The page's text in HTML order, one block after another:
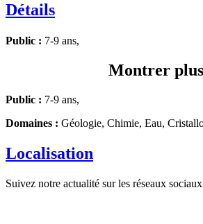
Détails
Public : 7-9 ans,
Montrer plus
Public : 7-9 ans,
Domaines : Géologie, Chimie, Eau,
Localisation
Suivez notre actualité sur les réseaux